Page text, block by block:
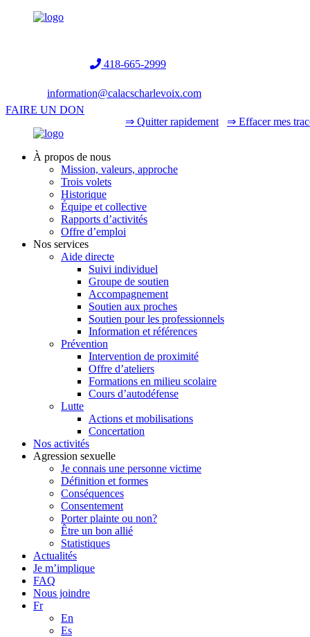
418-665-2999
information@calacscharlevoix.com
⇒ Quitter rapidement ⇒ Effacer mes
FAIRE UN DON
À propos de nous
Mission, valeurs, approche
Trois volets
Historique
Équipe et collective
Rapports d’activités
Offre d’emploi
Nos services
Aide directe
Suivi individuel
Groupe de soutien
Accompagnement
Soutien aux proches
Soutien pour les professionnels
Information et références
Prévention
Intervention de proximité
Offre d’ateliers
Formations en milieu scolaire
Cours d’autodéfense
Lutte
Actions et mobilisations
Concertation
Nos activités
Agression sexuelle
Je connais une personne victime
Définition et formes
Conséquences
Consentement
Porter plainte ou non?
Être un bon allié
Statistiques
Actualités
Je m’implique
FAQ
Nous joindre
Fr
En
Es